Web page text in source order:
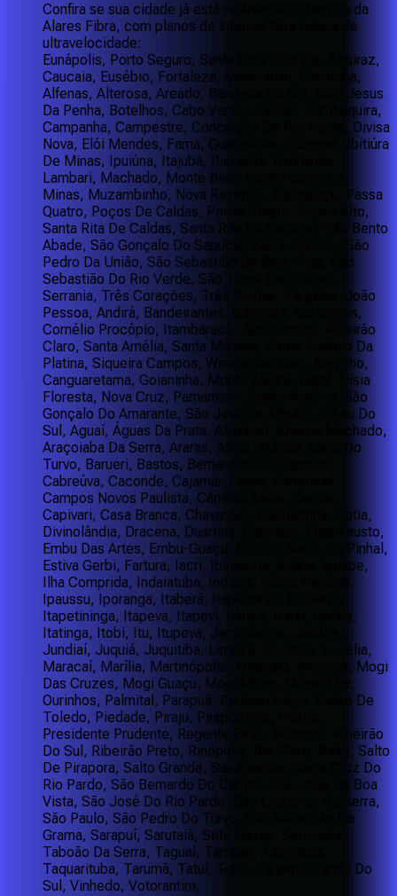
Confira se sua cidade já está na área de cobertura da
Alares Fibra, com planos de internet fibra óptica de
ultravelocidade:
Eunápolis, Porto Seguro, Santa Cruz Cabrália, Aquiraz,
Caucaia, Eusébio, Fortaleza, Maracanaú, Pacatuba,
Alfenas, Alterosa, Areado, Bandeira Do Sul, Bom Jesus
Da Penha, Botelhos, Cabo Verde, Caldas, Cambuquira,
Campanha, Campestre, Conceição Do Rio Verde, Divisa
Nova, Elói Mendes, Fama, Guaranésia, Guaxupé, Ibitiúra
De Minas, Ipuiúna, Itajubá, Itamonte, Itanhandu,
Lambari, Machado, Monte Belo, Monte Santo De
Minas, Muzambinho, Nova Resende, Paraguaçu, Passa
Quatro, Poços De Caldas, Pouso Alegre, Pouso Alto,
Santa Rita De Caldas, Santa Rita Do Sapucaí, São Bento
Abade, São Gonçalo Do Sapucaí, São Lourenço, São
Pedro Da União, São Sebastião Da Bela Vista, São
Sebastião Do Rio Verde, São Tomé Das Letras,
Serrania, Três Corações, Três Pontas, Varginha, João
Pessoa, Andirá, Bandeirantes, Cambará, Carlópolis,
Cornélio Procópio, Itambaracá, Jacarezinho, Ribeirão
Claro, Santa Amélia, Santa Mariana, Santo Antônio Da
Platina, Siqueira Campos, Wenceslau Braz, Brejinho,
Canguaretama, Goianinha, Monte Alegre, Natal, Nísia
Floresta, Nova Cruz, Parnamirim, Santo Antônio, São
Gonçalo Do Amarante, São José De Mipibu, Tibau Do
Sul, Aguaí, Águas Da Prata, Alambari, Álvares Machado,
Araçoiaba Da Serra, Araras, Assis, Atibaia, Barra Do
Turvo, Barueri, Bastos, Bernardino De Campos,
Cabreúva, Caconde, Cajamar, Cajati, Campinas,
Campos Novos Paulista, Cândido Mota, Canitar,
Capivari, Casa Branca, Chavantes, Clementina, Cotia,
Divinolândia, Dracena, Duartina, Eldorado, Elias Fausto,
Embu Das Artes, Embu-Guaçu, Espírito Santo Do Pinhal,
Estiva Gerbi, Fartura, Iacri, Ibirarema, Ibiúna, Iguape,
Ilha Comprida, Indaiatuba, Indiana, Inúbia Paulista,
Ipaussu, Iporanga, Itaberá, Itapecerica Da Serra,
Itapetininga, Itapeva, Itapevi, Itararé, Itariri, Itatiba,
Itatinga, Itobi, Itu, Itupeva, Jacupiranga, Jandira,
Jundiaí, Juquiá, Juquitiba, Limeira, Louveira, Lucélia,
Maracaí, Marília, Martinópolis, Miracatu, Mococa, Mogi
Das Cruzes, Mogi Guaçu, Mogi Mirim, Monte Mor,
Ourinhos, Palmital, Parapuã, Pariquera-Açu, Pedro De
Toledo, Piedade, Piraju, Pirapozinho, Platina,
Presidente Prudente, Regente Feijó, Registro, Ribeirão
Do Sul, Ribeirão Preto, Rinópolis, Rio Claro, Salto, Salto
De Pirapora, Salto Grande, Sandovalina, Santa Cruz Do
Rio Pardo, São Bernardo Do Campo, São João Da Boa
Vista, São José Do Rio Pardo, São Lourenço Da Serra,
São Paulo, São Pedro Do Turvo, São Sebastião Da
Grama, Sarapuí, Sarutaiá, Sete Barras, Sorocaba,
Taboão Da Serra, Taguaí, Tambaú, Tapiratiba,
Taquarituba, Tarumã, Tatuí, Tupã, Vargem Grande Do
Sul, Vinhedo, Votorantim.